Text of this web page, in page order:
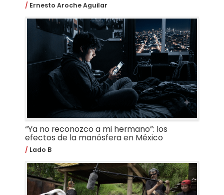
Ernesto Aroche Aguilar
“Ya no reconozco a mi hermano”: los
efectos de la manósfera en México
Lado B